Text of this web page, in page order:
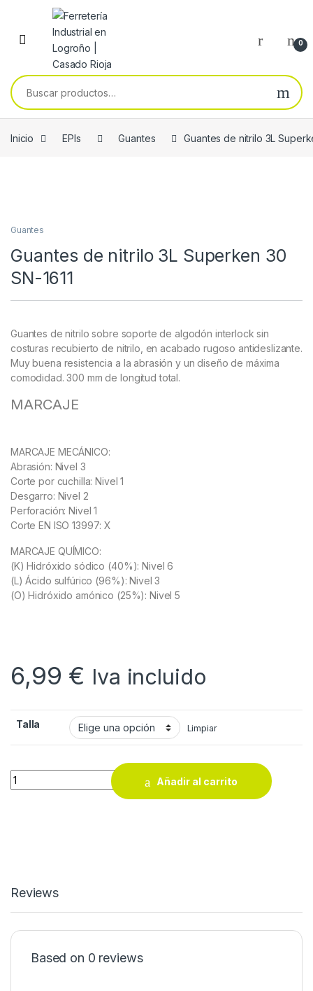
Skip to navigation
Skip to content
0
Buscar por:
Inicio EPIs Guantes Guantes de nitrilo 3L
Guantes
Guantes de nitrilo 3L Superken 30
SN-1611
Guantes de nitrilo sobre soporte de algodón interlock sin
costuras recubierto de nitrilo, en acabado rugoso antideslizante.
Muy buena resistencia a la abrasión y un diseño de máxima
comodidad. 300 mm de longitud total.
MARCAJE
MARCAJE MECÁNICO:
Abrasión: Nivel 3
Corte por cuchilla: Nivel 1
Desgarro: Nivel 2
Perforación: Nivel 1
Corte EN ISO 13997: X
MARCAJE QUÍMICO:
(K) Hidróxido sódico (40%): Nivel 6
(L) Ácido sulfúrico (96%): Nivel 3
(O) Hidróxido amónico (25%): Nivel 5
6,99 € Iva incluido
Talla Limpiar
Guantes de nitrilo 3L Superken 30 SN-1611 quantity
Añadir al carrito
Reviews
Based on 0 reviews